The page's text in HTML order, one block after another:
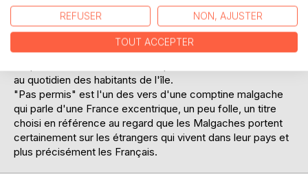
"Pas permis" est un recueil d'anecdotes amusantes que
l'auteure a collectées au cours de sa vie à Madagascar. La
plupart du temps, elles illustrent des incompréhensions
entre étrangers et Malgaches. Mais parfois, il s'agit tout
au quotidien des habitants de l'île.
"Pas permis" est l'un des vers d'une comptine malgache
qui parle d'une France excentrique, un peu folle, un titre
choisi en référence au regard que les Malgaches portent
certainement sur les étrangers qui vivent dans leur pays et
plus précisément les Français.
REFUSER NON, AJUSTER
TOUT ACCEPTER